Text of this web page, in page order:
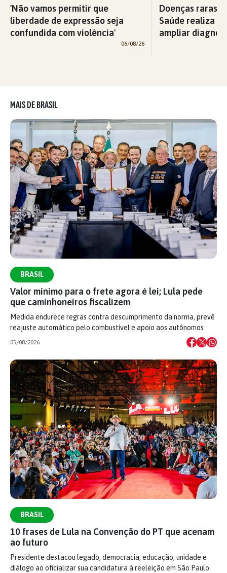
'Não vamos permitir que
liberdade de expressão seja
confundida com violência'
06/08/26
Doenças raras:
Saúde realiza
ampliar
MAIS DE BRASIL
BRASIL
Valor mínimo para o frete agora é lei; Lula pede
que caminhoneiros fiscalizem
Medida endurece regras contra descumprimento da norma, prevê
reajuste automático pelo combustível e apoio aos autônomos
05/08/2026
BRASIL
10 frases de Lula na Convenção do PT que acenam
ao futuro
Presidente destacou legado, democracia, educação, unidade e
diálogo ao oficializar sua candidatura à reeleição em São Paulo